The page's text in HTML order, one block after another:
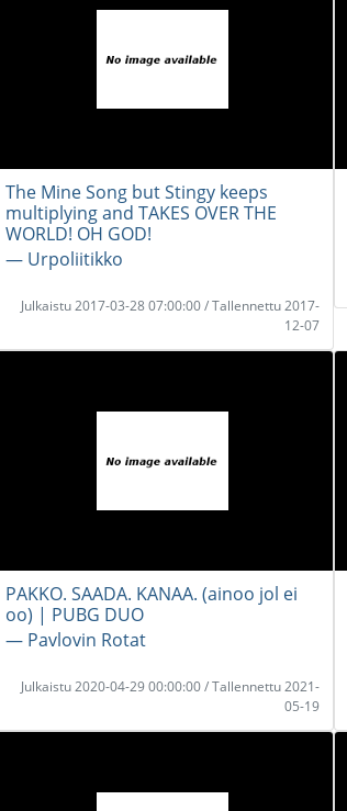
The Mine Song but Stingy keeps
multiplying and TAKES OVER THE
WORLD! OH GOD!
― Urpoliitikko
Julkaistu 2017-03-28 07:00:00 / Tallennettu 2017-
12-07
PAKKO. SAADA. KANAA. (ainoo jol ei
oo) | PUBG DUO
― Pavlovin Rotat
Julkaistu 2020-04-29 00:00:00 / Tallennettu 2021-
05-19